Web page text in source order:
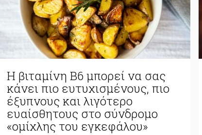
Η βιταμίνη Β6 μπορεί να σας
κάνει πιο ευτυχισμένους, πιο
έξυπνους και λιγότερο
ευαίσθητους στο σύνδρομο
«ομίχλης του εγκεφάλου»